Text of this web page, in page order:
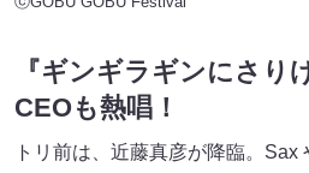
『ギンギラギンにさり
CEOも熱唱！
トリ前は、近藤真彦が降臨。Sax